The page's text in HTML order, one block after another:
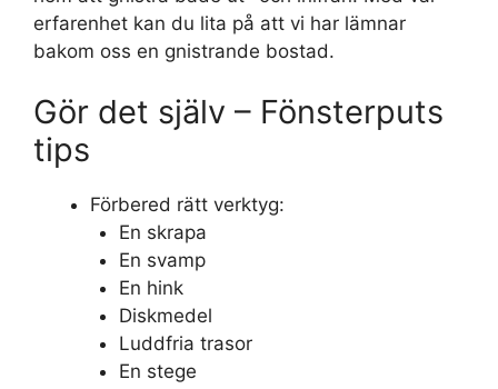
erfarenhet kan du lita på att vi har lämnar
bakom oss en gnistrande bostad.
Gör det själv – Fönsterputs
tips
Förbered rätt verktyg:
En skrapa
En svamp
En hink
Diskmedel
Luddfria trasor
En stege